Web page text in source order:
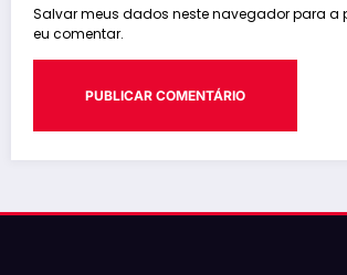
Salvar meus dados neste navegador para a
eu comentar.